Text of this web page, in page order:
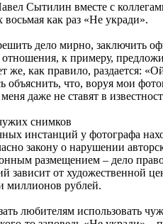
Сытилин вместе с
как раз «Не укради».
дело мирно, заключить
к примеру,
как правило, раздается:
объяснить, что, воруя мои
даже не ставят в
снимков
инстанций у фотографа
закону о нарушении
размещением – дело
зависит от художественной
миллионов рублей.
любителям использовать